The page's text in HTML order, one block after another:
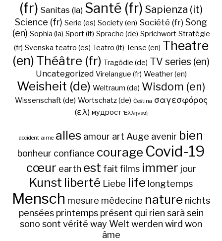
(fr) Sanitas (la) Santé (fr) Sapienza (it)
Science (fr) Serie (es) Society (en) Société (fr) Song
(en) Sophia (la) Sport (it) Sprache (de) Sprichwort Stratégie
(fr) Svenska teatro (es) Teatro (it) Tense (en) Theatre
(en) Théâtre (fr) Tragödie (de) TV series (en)
Uncategorized Virelangue (fr) Weather (en)
Weisheit (de) Weltraum (de) Wisdom (en)
Wissenschaft (de) Wortschatz (de) Čeština σαγεσφόρος
(ελ) мудрост Ἑλληνική
accident aime alles amour art Auge avenir bien
bonheur confiance courage Covid-19
cœur earth est fait films immer jour
Kunst liberté Liebe life longtemps
Mensch mesure médecine nature nichts
pensées printemps présent qui rien sarà sein
sono sont vérité way Welt werden wird won
âme